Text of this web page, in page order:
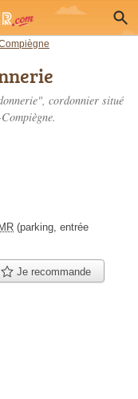
cordonnier situé
(parking, entrée
Je recommande